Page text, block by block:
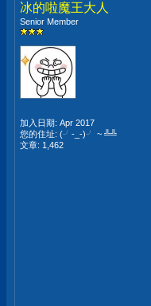
冰的啦魔王大人
Senior Member
加入日期: Apr 2017
您的住址: (╯-_-)╯ ~ ╩╩
文章: 1,462